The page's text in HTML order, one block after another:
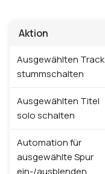
Aktion
Ausgewählten Track
stummschalten
Ausgewählten Titel
solo schalten
Automation für
ausgewählte Spur
ein-/ausblenden